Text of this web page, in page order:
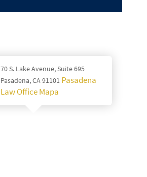
70 S. Lake Avenue, Suite 695
Pasadena, CA 91101 Pasadena
Law Office Mapa